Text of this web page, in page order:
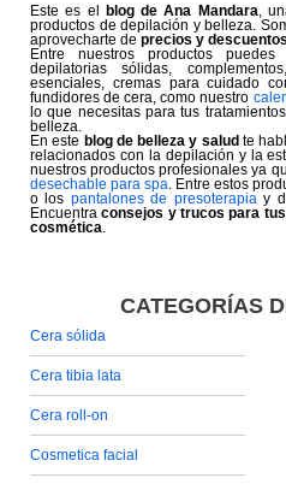
Este es el blog de Ana Mandara,
productos de depilación y belleza.
aprovecharte de precios y
Entre nuestros productos
depilatorias sólidas,
esenciales, cremas para cuidado
fundidores de cera, como nuestro
lo que necesitas para tus
belleza.
En este blog de belleza y saludte
relacionados con la depilación y la
nuestros productos profesionales ya
desechable para spa. Entre estos
o los pantalones de presoterapiay
Encuentraconsejos y trucos para
cosmética.
CATEGORÍAS
Cera sólida
Cera tibia lata
Cera roll-on
Cosmetica facial